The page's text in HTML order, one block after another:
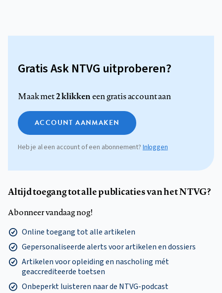
Gratis Ask NTVG uitproberen?
Maak met2 klikkeneen gratis account aan
ACCOUNT AANMAKEN
Heb je al een account of een abonnement?Inloggen
Altijd toegang tot alle publicaties van het NTVG?
Abonneer vandaag nog!
Online toegang tot alle artikelen
Gepersonaliseerde alerts voor artikelen en dossiers
Artikelen voor opleiding en nascholing mét
geaccrediteerde toetsen
Onbeperkt luisteren naar de NTVG-podcast